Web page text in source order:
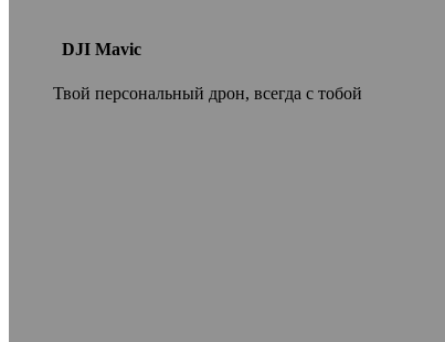
DJI Mavic
Твой персональный дрон, всегда с тобой